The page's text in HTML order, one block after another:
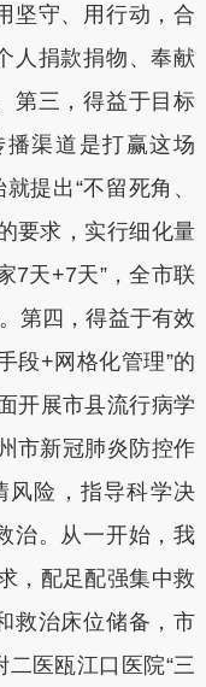
坚守、用行动，合
人捐款捐物、奉献
第三，得益于目标
渠道是打赢这场
提出“不留死角、
要求，实行细化量
7天+7天”，全市联
第四，得益于有效
段+网格化管理”的
开展市县流行病学
市新冠肺炎防控作
风险，指导科学决
治。从一开始，我
，配足配强集中救
救治床位储备，市
医瓯江口医院“三